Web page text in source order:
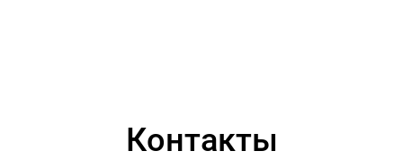
Контакты